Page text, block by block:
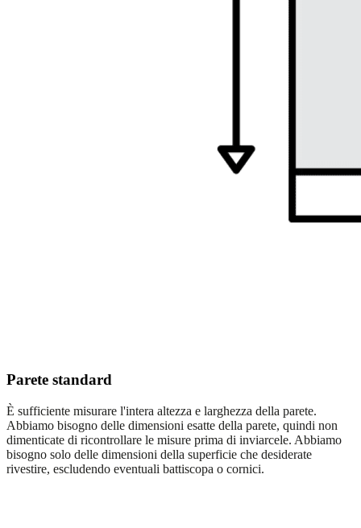
Parete standard
È sufficiente misurare l'intera altezza e larghezza della parete.
Abbiamo bisogno delle dimensioni esatte della parete, quindi non
dimenticate di ricontrollare le misure prima di inviarcele. Abbiamo
bisogno solo delle dimensioni della superficie che desiderate
rivestire, escludendo eventuali battiscopa o cornici.